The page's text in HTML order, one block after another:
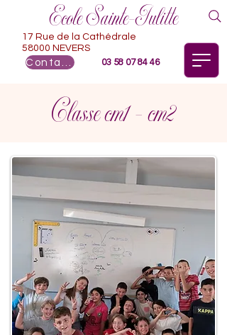
Ecole Sainte-Julitte
03 58 07 84 46
17 Rue de la Cathédrale
58000 NEVERS
Classe cm1 - cm2